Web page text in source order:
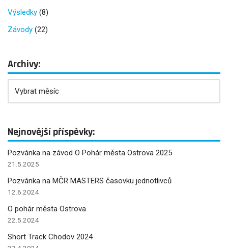
Výsledky (8)
Závody (22)
Archivy:
Nejnovější příspěvky:
Pozvánka na závod O Pohár města Ostrova 2025
21.5.2025
Pozvánka na MČR MASTERS časovku jednotlivců
12.6.2024
O pohár města Ostrova
22.5.2024
Short Track Chodov 2024